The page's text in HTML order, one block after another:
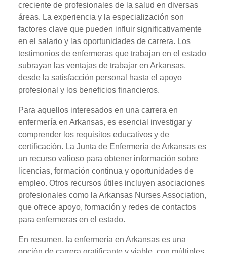
creciente de profesionales de la salud en diversas
áreas. La experiencia y la especialización son
factores clave que pueden influir significativamente
en el salario y las oportunidades de carrera. Los
testimonios de enfermeras que trabajan en el estado
subrayan las ventajas de trabajar en Arkansas,
desde la satisfacción personal hasta el apoyo
profesional y los beneficios financieros.
Para aquellos interesados en una carrera en
enfermería en Arkansas, es esencial investigar y
comprender los requisitos educativos y de
certificación. La Junta de Enfermería de Arkansas es
un recurso valioso para obtener información sobre
licencias, formación continua y oportunidades de
empleo. Otros recursos útiles incluyen asociaciones
profesionales como la Arkansas Nurses Association,
que ofrece apoyo, formación y redes de contactos
para enfermeras en el estado.
En resumen, la enfermería en Arkansas es una